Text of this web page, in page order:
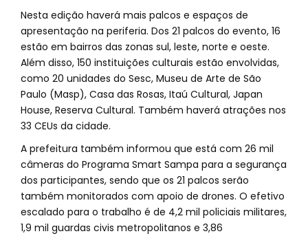
Nesta edição haverá mais palcos e espaços de
apresentação na periferia. Dos 21 palcos do evento, 16
estão em bairros das zonas sul, leste, norte e oeste.
Além disso, 150 instituições culturais estão envolvidas,
como 20 unidades do Sesc, Museu de Arte de São
Paulo (Masp), Casa das Rosas, Itaú Cultural, Japan
House, Reserva Cultural. Também haverá atrações nos
33 CEUs da cidade.
A prefeitura também informou que está com 26 mil
câmeras do Programa Smart Sampa para a segurança
dos participantes, sendo que os 21 palcos serão
também monitorados com apoio de drones. O efetivo
escalado para o trabalho é de 4,2 mil policiais militares,
1,9 mil guardas civis metropolitanos e 3,86